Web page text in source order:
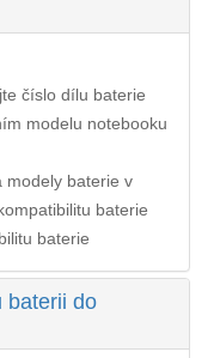
číslo dílu baterie
modelu notebooku
modely baterie v
baterie
baterie
baterii do